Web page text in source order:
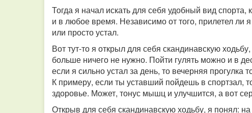
Тогда я начал искать для себя удобный вид
и в любое время. Независимо от того, прилетел ли
или просто устал.
Вот тут-то я открыл для себя скандинавскую
больше ничего не нужно. Пойти гулять можно и в
если я сильно устал за день, то вечерняя прогулка
К примеру, если ты уставший пойдешь в спортзал,
здоровье. Может, тонус мышц и улучшится, а вот
Открыв для себя скандинавскую ходьбу, я понял: